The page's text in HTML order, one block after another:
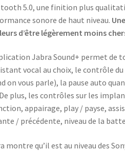
5.0, une finition plus
sonore de haut niveau.
d’être légèrement moins
Jabra Sound+ permet de
vocal au choix, le contrôle
on vous parle), la pause auto
plus, les contrôles sur les
appairage, play / payse,
/ précédente, niveau de la
montre qu’il est au niveau des